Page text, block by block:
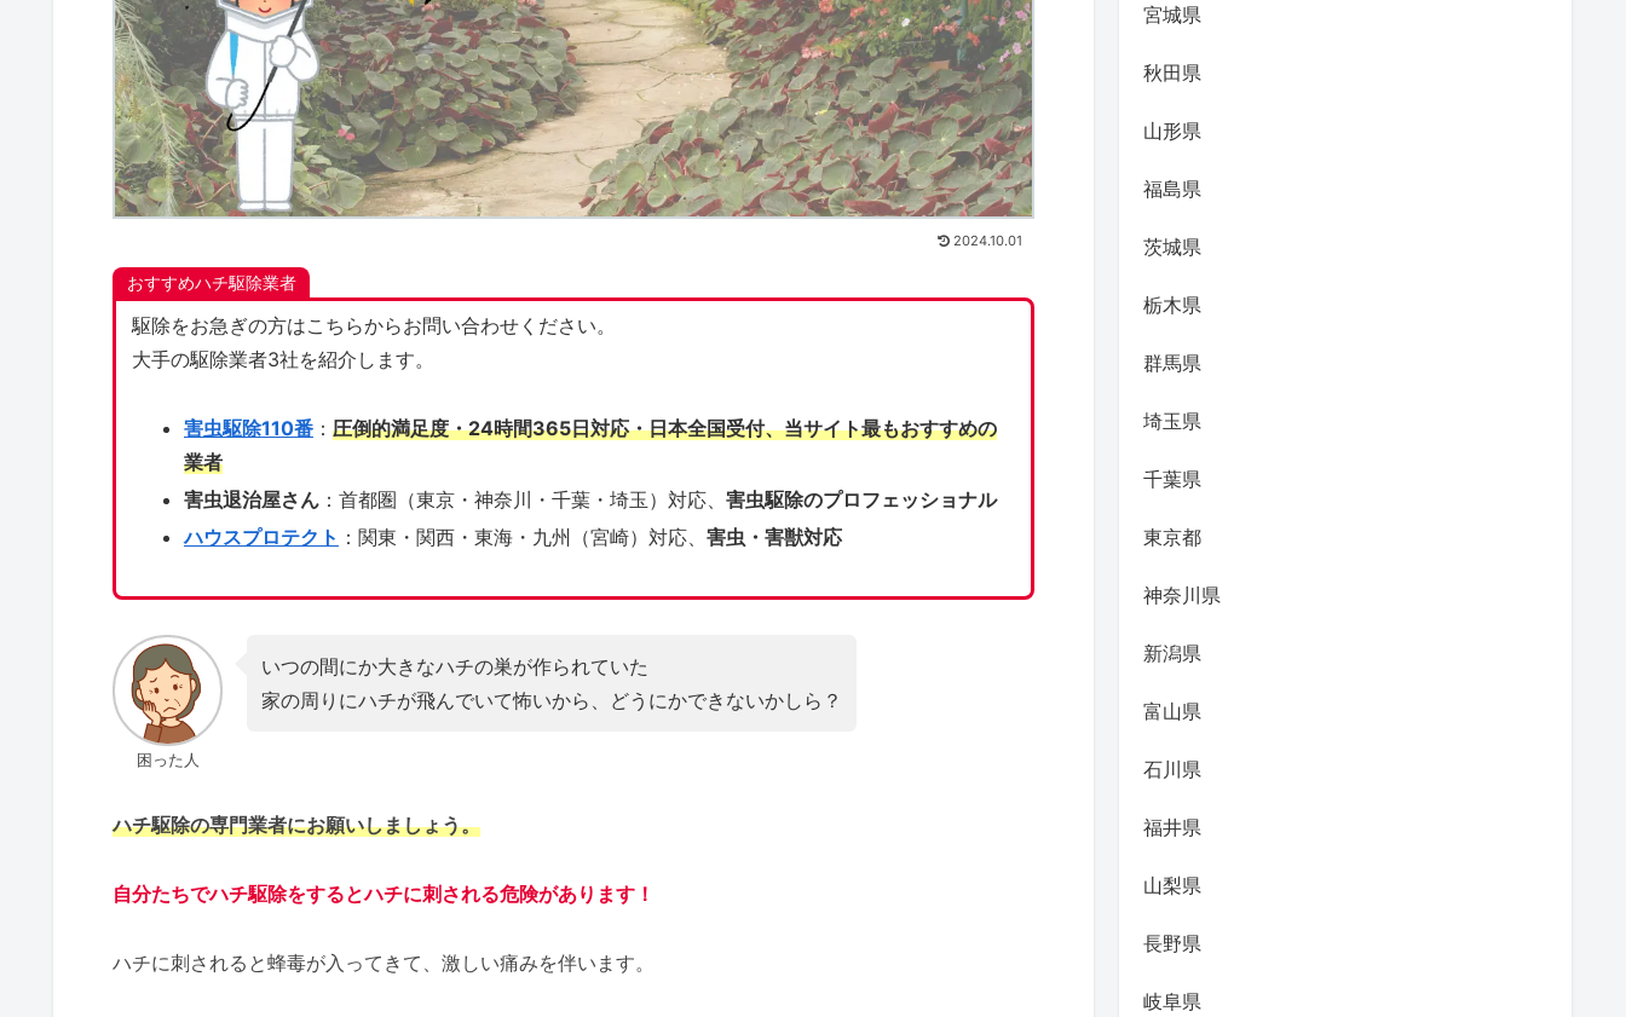
2024.10.01
おすすめハチ駆除業者
駆除をお急ぎの方はこちらからお問い合わせください。
大手の駆除業者3社を紹介します。
害虫駆除110番： 圧倒的満足度・24時間365日対応・日本全国受付、当サイト最もおすすめの
業者
害虫退治屋さん：首都圏（東京・神奈川・千葉・埼玉）対応、 害虫駆除のプロフェッショナル
ハウスプロテクト ：関東・関西・東海・九州（宮崎）対応、 害虫・害獣対応
困った人
いつの間にか大きなハチの巣が作られていた
家の周りにハチが飛んでいて怖いから、どうにかできないかしら？
ハチ駆除の専門業者にお願いしましょう。
自分たちでハチ駆除をするとハチに刺される危険があります！
ハチに刺されると蜂毒が入ってきて、激しい痛みを伴います。
宮城県
秋田県
山形県
福島県
茨城県
栃木県
群馬県
埼玉県
千葉県
東京都
神奈川県
新潟県
富山県
石川県
福井県
山梨県
長野県
岐阜県